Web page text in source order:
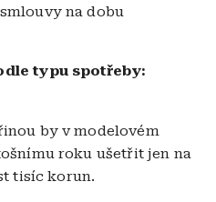
na dobu
typu spotřeby:
by v modelovém
roku ušetřit jen na
tisíc korun.